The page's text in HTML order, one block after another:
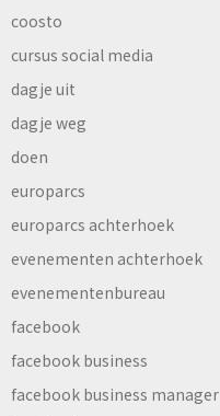
coosto
cursus social media
dagje uit
dagje weg
doen
europarcs
europarcs achterhoek
evenementen achterhoek
evenementenbureau
facebook
facebook business
facebook business manager